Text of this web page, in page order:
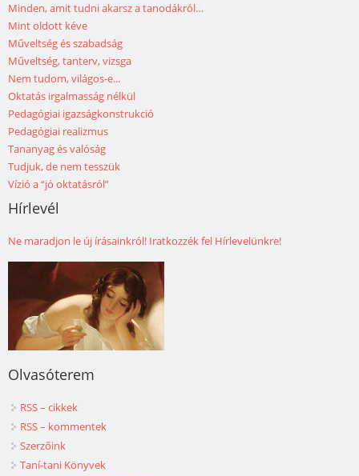
Minden, amit tudni akarsz a tanodákról…
Mint oldott kéve
Műveltség és szabadság
Műveltség, tanterv, vizsga
Nem tudom, világos-e...
Oktatás irgalmasság nélkül
Pedagógiai igazságkonstrukció
Pedagógiai realizmus
Tananyag és valóság
Tudjuk, de nem tesszük
Vízió a “jó oktatásról”
Hírlevél
Ne maradjon le új írásainkról! Iratkozzék fel Hírlevelünkre!
Olvasóterem
RSS – cikkek
RSS – kommentek
Szerzőink
Taní-tani Könyvek